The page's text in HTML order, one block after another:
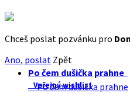
Chceš poslat pozvánku pro
Ano, poslat Zpět
Po čem dušička prahne
Veřejný wishlist
Po čem dušička prahne